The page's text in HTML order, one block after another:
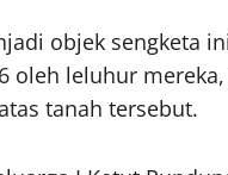
objek sengketa
oleh leluhur
tanah tersebut.